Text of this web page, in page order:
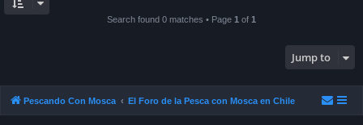
Search found 0 matches • Page 1 of 1
Jump to
Pescando Con Mosca El Foro de la Pesca con Mosca en Chile